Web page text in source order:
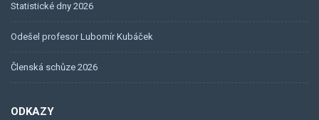
Statistické dny 2026
Odešel profesor Lubomír Kubáček
Členská schůze 2026
ODKAZY